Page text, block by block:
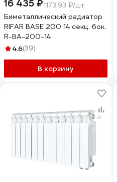
16 435 ₽1173.93 ₽/шт
Биметаллический радиатор
RIFAR BASE 200 14 секц. бок.
R-BA-200-14
4.6(39)
В корзину